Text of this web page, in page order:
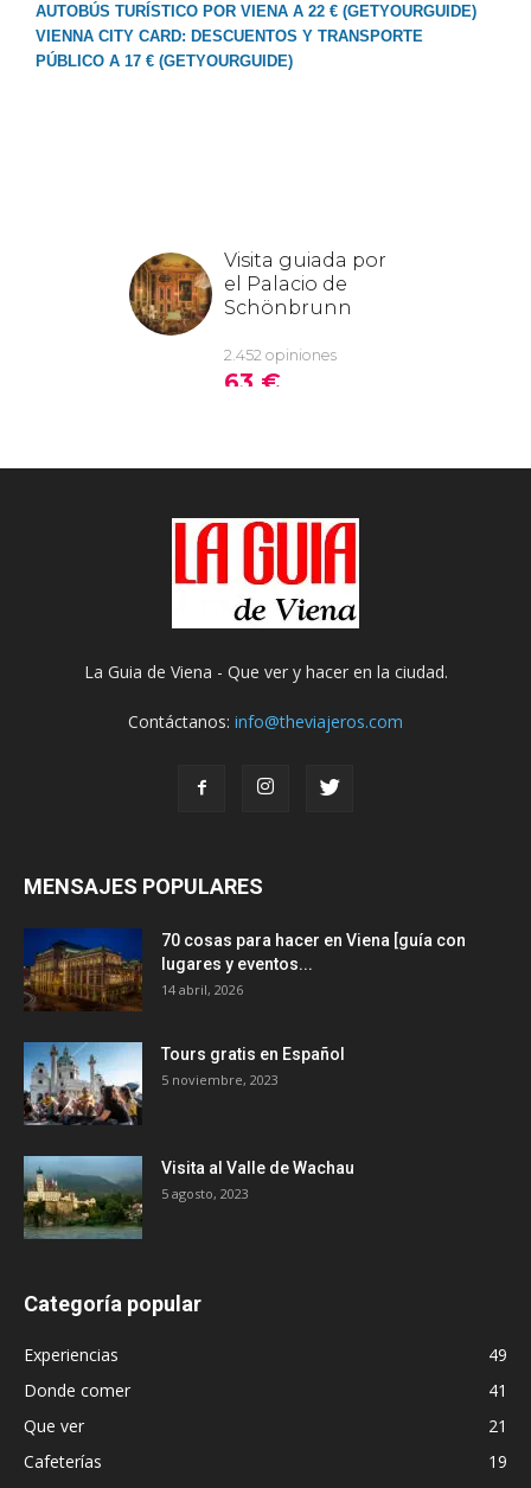
AUTOBÚS TURÍSTICO POR VIENA A 22 € (GETYOURGUIDE)
VIENNA CITY CARD: DESCUENTOS Y TRANSPORTE
PÚBLICO A 17 € (GETYOURGUIDE)
La Guia de Viena - Que ver y hacer en la ciudad.
Contáctanos: info@theviajeros.com
MENSAJES POPULARES
70 cosas para hacer en Viena [guía con
lugares y eventos...
14 abril, 2026
Tours gratis en Español
5 noviembre, 2023
Visita al Valle de Wachau
5 agosto, 2023
Categoría popular
Experiencias
49
Donde comer
41
Que ver
21
Cafeterías
19